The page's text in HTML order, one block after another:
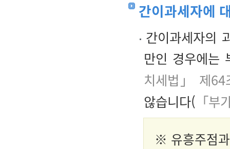
간이과세자에
간이과세자의
만인 경우에는
치세법」 제64
않습니다( 「
※ 유흥주점